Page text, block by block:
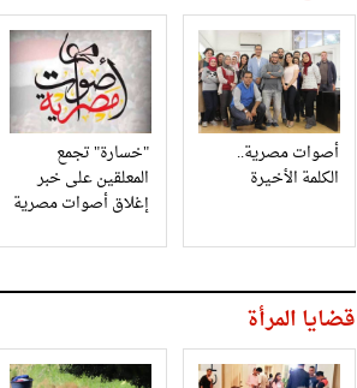
أصوات مصرية..
الكلمة الأخيرة
"خسارة" تجمع
المعلقين على خبر
إغلاق أصوات مصرية
قضايا المرأة